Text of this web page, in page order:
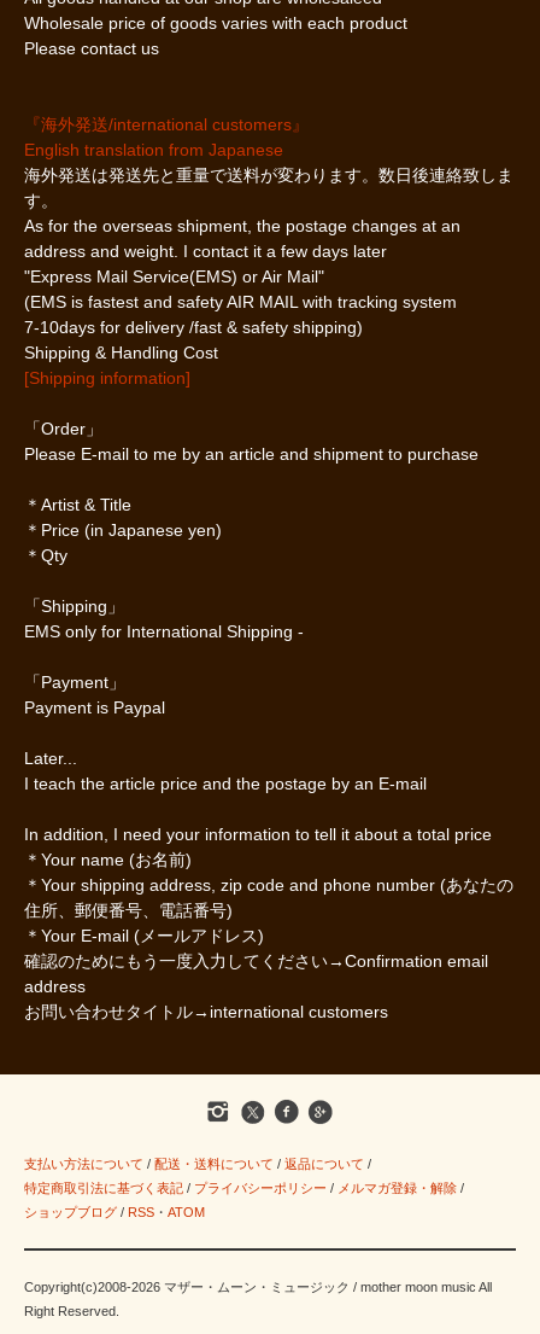
Wholesale price of goods varies with each product
Please contact us
『海外発送/international customers』
English translation from Japanese
海外発送は発送先と重量で送料が変わります。数日後連絡致しま
す。
As for the overseas shipment, the postage changes at an
address and weight. I contact it a few days later
"Express Mail Service(EMS) or Air Mail"
(EMS is fastest and safety AIR MAIL with tracking system
7-10days for delivery /fast & safety shipping)
Shipping & Handling Cost
[Shipping information]
「Order」
Please E-mail to me by an article and shipment to purchase
＊Artist & Title
＊Price (in Japanese yen)
＊Qty
「Shipping」
EMS only for International Shipping -
「Payment」
Payment is Paypal
Later...
I teach the article price and the postage by an E-mail
In addition, I need your information to tell it about a total price
＊Your name (お名前)
＊Your shipping address, zip code and phone number (あなたの
住所、郵便番号、電話番号)
＊Your E-mail (メールアドレス)
確認のためにもう一度入力してください→Confirmation email
address
お問い合わせタイトル→international customers
支払い方法について / 配送・送料について / 返品について /
特定商取引法に基づく表記 / プライバシーポリシー / メルマガ登録・解除 /
ショップブログ / RSS ・ ATOM
Copyright(c)2008-2026 マザー・ムーン・ミュージック / mother moon music All
Right Reserved.